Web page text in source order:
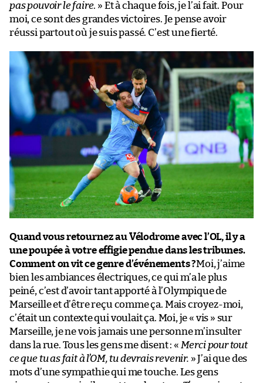
pas pouvoir le faire. » Et à chaque fois, je l’ai fait. Pour
moi, ce sont des grandes victoires. Je pense avoir
réussi partout où je suis passé. C’est une fierté.
Quand vous retournez au Vélodrome avec l’OL, il y a
une poupée à votre effigie pendue dans les tribunes.
Comment on vit ce genre d’événements ?Moi, j’aime
bien les ambiances électriques, ce qui m’a le plus
peiné, c’est d’avoir tant apporté à l’Olympique de
Marseille et d’être reçu comme ça. Mais croyez-moi,
c’était un contexte qui voulait ça. Moi, je « vis » sur
Marseille, je ne vois jamais une personne m’insulter
dans la rue. Tous les gens me disent : « Merci pour tout
ce que tu as fait à l’OM, tu devrais revenir. » J’ai que des
mots d’une sympathie qui me touche. Les gens